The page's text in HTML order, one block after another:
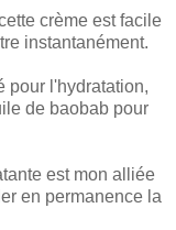
crème est facile
instantanément.
pour l'hydratation,
de baobab pour
est mon alliée
en permanence la